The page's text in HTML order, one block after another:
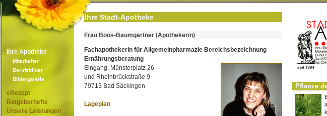
Ihre Apotheke
Mitarbeiter
Berufsbilder
Bildergalerie
eRezept
Ratgeberhefte
Unsere Leistungen
Ihre Stadt-Apotheke
Frau Boos-Baumgartner (Apothekerin)
Fachapothekerin für Allgemeinpharmazie Bereichsbezeichnung
Ernährungsberatung
Eingang: Münsterplatz 26
und Rheinbrückstraße 9
79713 Bad Säckingen
Lageplan
Pflanze